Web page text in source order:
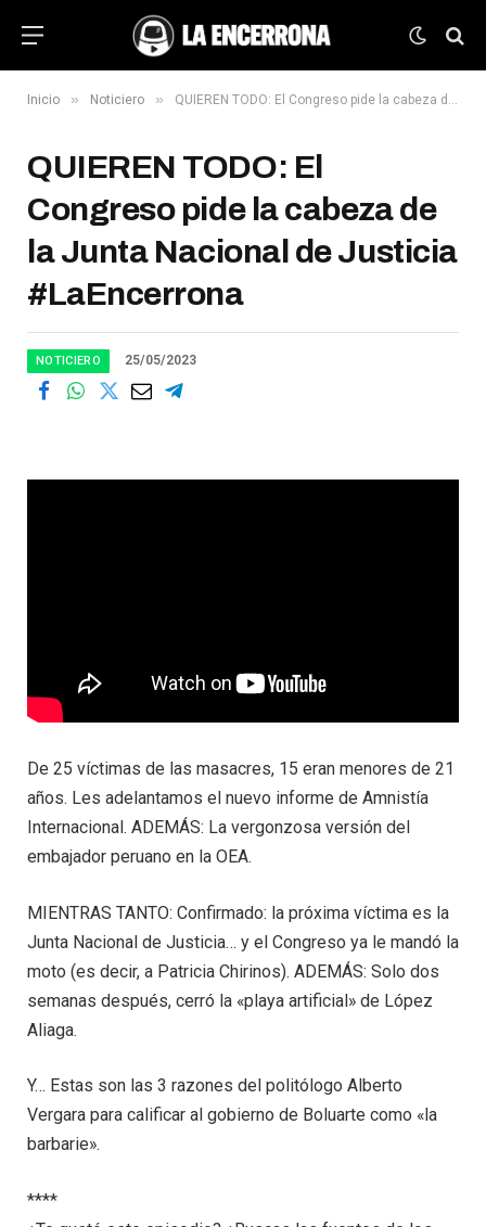
Inicio » Noticiero » QUIEREN TODO: El Congreso pide la cabeza de la Junta Nacional de Justicia #LaEncerrona
QUIEREN TODO: El
Congreso pide la cabeza de
la Junta Nacional de Justicia
#LaEncerrona
NOTICIERO 25/05/2023
De 25 víctimas de las masacres, 15 eran menores de 21
años. Les adelantamos el nuevo informe de Amnistía
Internacional. ADEMÁS: La vergonzosa versión del
embajador peruano en la OEA.
MIENTRAS TANTO: Confirmado: la próxima víctima es la
Junta Nacional de Justicia… y el Congreso ya le mandó la
moto (es decir, a Patricia Chirinos). ADEMÁS: Solo dos
semanas después, cerró la «playa artificial» de López
Aliaga.
Y… Estas son las 3 razones del politólogo Alberto
Vergara para calificar al gobierno de Boluarte como «la
barbarie».
****